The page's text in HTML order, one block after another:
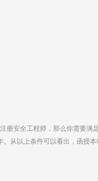
册安全工程师，那么你需要满
从以上条件可以看出，函授